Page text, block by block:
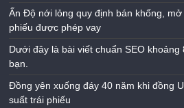
Ấn Độ nới lỏng quy định bán khống,
phiếu được phép vay
Dưới đây là bài viết chuẩn SEO
bạn.
Đồng yên xuống đáy 40 năm khi đồng
suất trái phiếu